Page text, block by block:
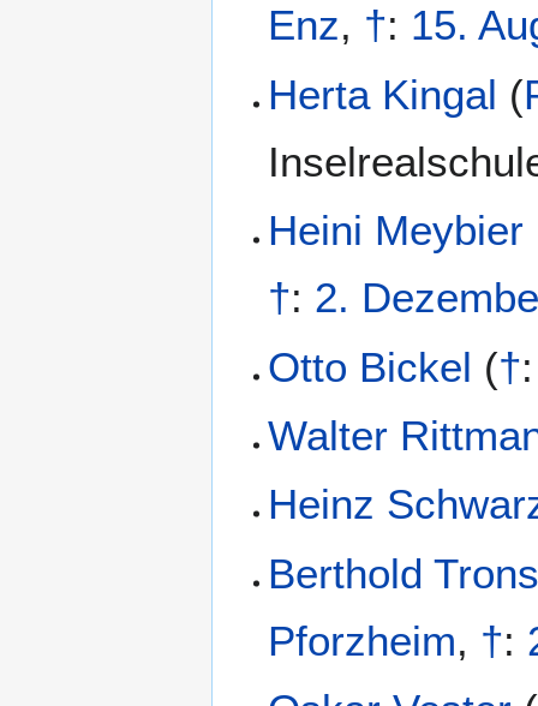
Enz, †: 15.
Herta Kingal (
Heini Meybier
†: 2.
Otto Bickel (†
Walter
Heinz
Berthold
Pforzheim, †: